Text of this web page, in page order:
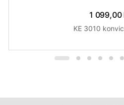
1 099,00
KE 3010